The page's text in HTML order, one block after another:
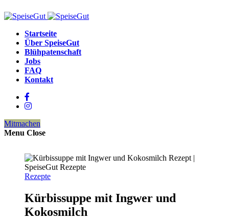
Startseite
Über SpeiseGut
Blühpatenschaft
Jobs
FAQ
Kontakt
Mitmachen
Menu Close
Rezepte
Kürbissuppe mit Ingwer und
Kokosmilch